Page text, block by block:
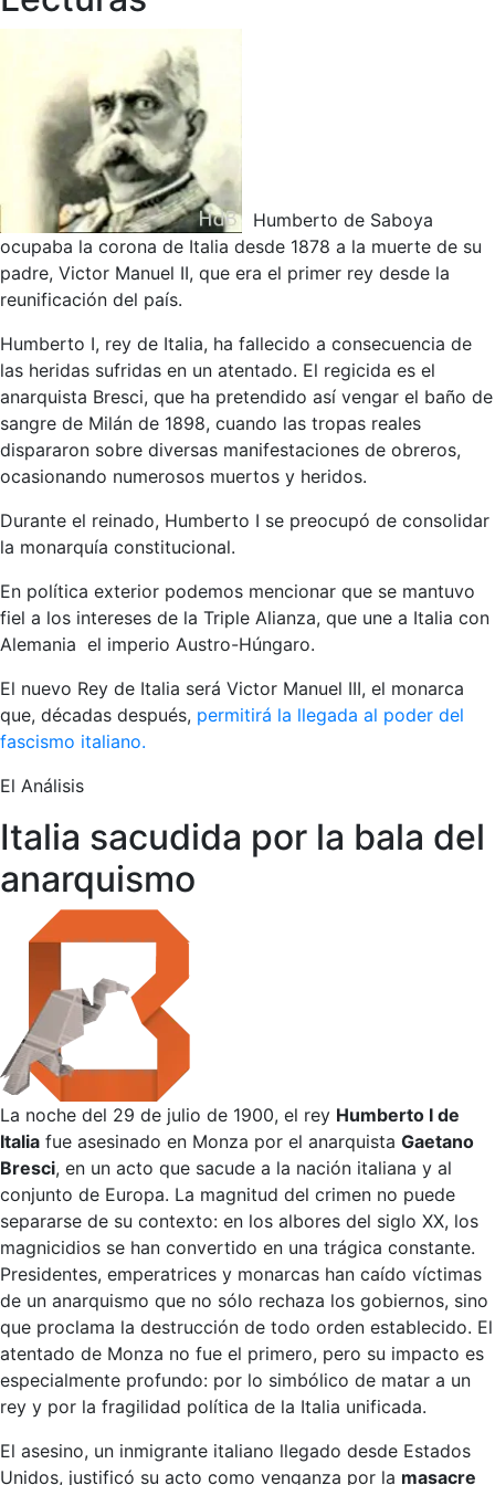
Humberto de Saboya
ocupaba la corona de Italia desde 1878 a la muerte de su
padre, Victor Manuel II, que era el primer rey desde la
reunificación del país.
Humberto I, rey de Italia, ha fallecido a consecuencia de
las heridas sufridas en un atentado. El regicida es el
anarquista Bresci, que ha pretendido así vengar el baño de
sangre de Milán de 1898, cuando las tropas reales
dispararon sobre diversas manifestaciones de obreros,
ocasionando numerosos muertos y heridos.
Durante el reinado, Humberto I se preocupó de consolidar
la monarquía constitucional.
En política exterior podemos mencionar que se mantuvo
fiel a los intereses de la Triple Alianza, que une a Italia con
Alemania el imperio Austro-Húngaro.
El nuevo Rey de Italia será Victor Manuel III, el monarca
que, décadas después, permitirá la llegada al poder del
fascismo italiano.
El Análisis
Italia sacudida por la bala del
anarquismo
La noche del 29 de julio de 1900, el rey Humberto I de
Italia fue asesinado en Monza por el anarquista Gaetano
Bresci, en un acto que sacude a la nación italiana y al
conjunto de Europa. La magnitud del crimen no puede
separarse de su contexto: en los albores del siglo XX, los
magnicidios se han convertido en una trágica constante.
Presidentes, emperatrices y monarcas han caído víctimas
de un anarquismo que no sólo rechaza los gobiernos, sino
que proclama la destrucción de todo orden establecido. El
atentado de Monza no fue el primero, pero su impacto es
especialmente profundo: por lo simbólico de matar a un
rey y por la fragilidad política de la Italia unificada.
El asesino, un inmigrante italiano llegado desde Estados
Unidos, justificó su acto como venganza por la masacre